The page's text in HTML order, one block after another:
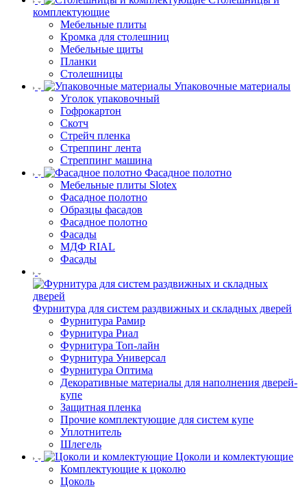
комплектующие
Мебельные плиты
Кромка для столешниц
Мебельные щиты
Планки
Столешницы
Упаковочные материалы
Уголок упаковочный
Гофрокартон
Скотч
Стрейч пленка
Стреппинг лента
Стреппинг машина
Фасадное полотно
Мебельные плиты Slotex
Фасадное полотно
Образцы фасадов
Фасадное полотно
Фасады
МДФ RIAL
Фасады
Фурнитура для систем раздвижных и складных дверей
Фурнитура Рамир
Фурнитура Риал
Фурнитура Топ-лайн
Фурнитура Универсал
Фурнитура Оптима
Декоративные материалы для наполнения дверей-
купе
Защитная пленка
Прочие комплектующие для систем купе
Уплотнитель
Шлегель
Цоколи и комлектующие
Комплектующие к цоколю
Цоколь